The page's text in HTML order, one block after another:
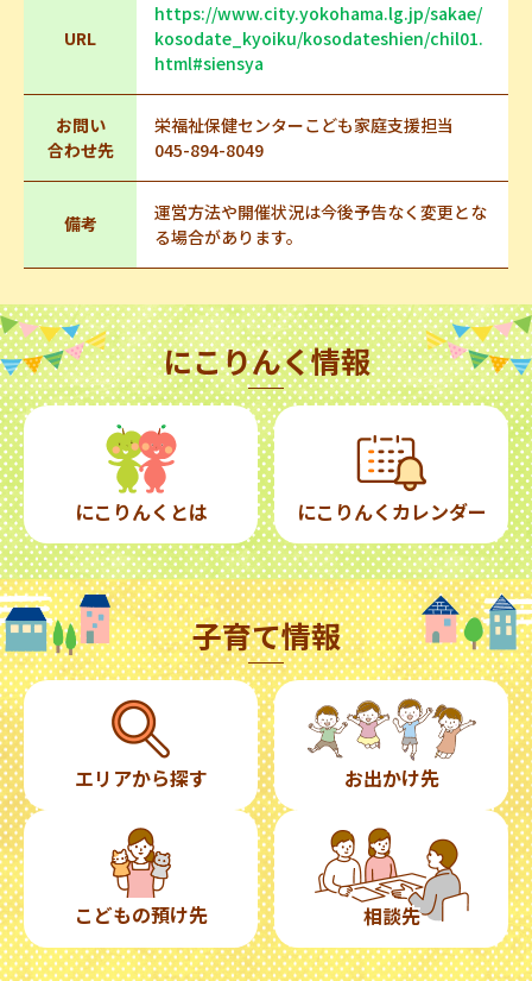
URL
https://www.city.yokohama.lg.jp/sakae/
kosodate_kyoiku/kosodateshien/chil01.
html#siensya
お問い
合わせ先
栄福祉保健センターこども家庭支援担当
045-894-8049
備考
運営方法や開催状況は今後予告なく変更とな
る場合があります。
にこりんく情報
にこりんくとは にこりんくカレンダー
子育て情報
エリアから探す お出かけ先
こどもの預け先 相談先